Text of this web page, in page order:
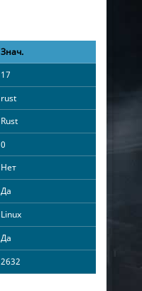
Знач.
17
rust
Rust
0
Нет
Да
Linux
Да
2632